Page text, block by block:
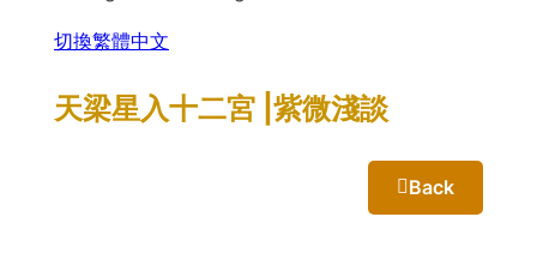
切換繁體中文
天梁星入十二宮 |紫微淺談
Back